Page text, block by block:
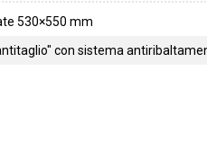
530×550 mm
con sistema